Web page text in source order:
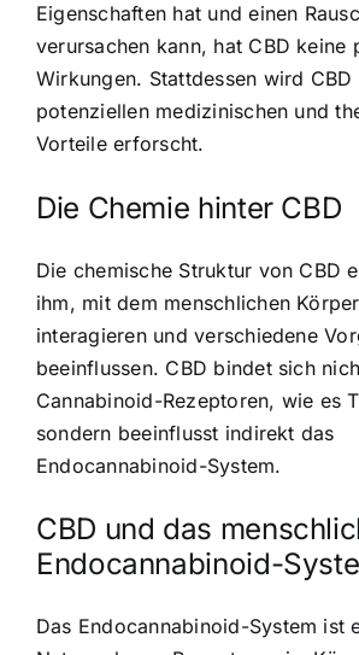
Eigenschaften hat und einen
verursachen kann, hat CBD keine
Wirkungen. Stattdessen wird
potenziellen medizinischen und
Vorteile erforscht.
Die Chemie hinter CBD
Die chemische Struktur von CBD
ihm, mit dem menschlichen
interagieren und verschiedene
beeinflussen. CBD bindet sich
Cannabinoid-Rezeptoren, wie es
sondern beeinflusst indirekt das
Endocannabinoid-System.
CBD und das
Endocannabinoid-
Das Endocannabinoid-System ist